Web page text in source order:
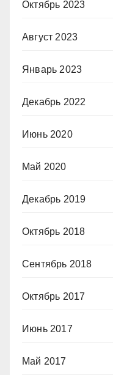
Октябрь 2023
Август 2023
Январь 2023
Декабрь 2022
Июнь 2020
Май 2020
Декабрь 2019
Октябрь 2018
Сентябрь 2018
Октябрь 2017
Июнь 2017
Май 2017